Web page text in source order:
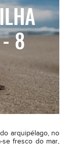
8
arquipélago, no
se fresco do mar,